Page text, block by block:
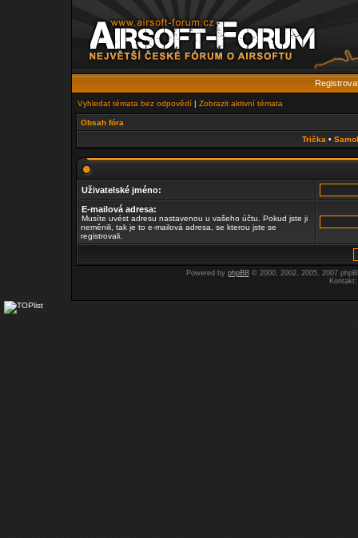
Vyhledat témata bez odpovědí | Zobrazit aktivní témata
Obsah fóra
Trička •
Uživatelské jméno:
E-mailová adresa:
Musíte uvést adresu nastavenou u vašeho účtu. Pokud jste ji
neměnili, tak je to e-mailová adresa, se kterou jste se
registrovali.
Powered by phpBB© 2000, 2002, 2005, 2007